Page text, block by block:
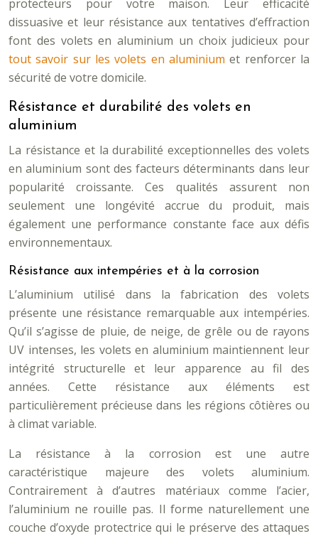
protecteurs pour votre maison. Leur efficacité
dissuasive et leur résistance aux tentatives d’effraction
font des volets en aluminium un choix judicieux pour
tout savoir sur les volets en aluminiumet renforcer la
sécurité de votre domicile.
Résistance et durabilité des volets en
aluminium
La résistance et la durabilité exceptionnelles des volets
en aluminium sont des facteurs déterminants dans leur
popularité croissante. Ces qualités assurent non
seulement une longévité accrue du produit, mais
également une performance constante face aux défis
environnementaux.
Résistance aux intempéries et à la corrosion
L’aluminium utilisé dans la fabrication des volets
présente une résistance remarquable aux intempéries.
Qu’il s’agisse de pluie, de neige, de grêle ou de rayons
UV intenses, les volets en aluminium maintiennent leur
intégrité structurelle et leur apparence au fil des
années. Cette résistance aux éléments est
particulièrement précieuse dans les régions côtières ou
à climat variable.
La résistance à la corrosion est une autre
caractéristique majeure des volets aluminium.
Contrairement à d’autres matériaux comme l’acier,
l’aluminium ne rouille pas. Il forme naturellement une
couche d’oxyde protectrice qui le préserve des attaques